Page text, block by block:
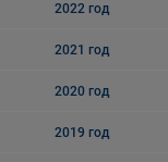
2022 год
2021 год
2020 год
2019 год